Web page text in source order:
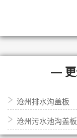
— 更
沧州排水沟盖板
沧州污水池沟盖板